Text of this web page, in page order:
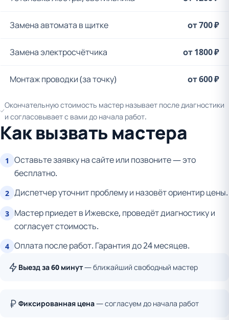
Замена автомата в щитке от 700 ₽
Замена электросчётчика от 1800 ₽
Монтаж проводки (за точку) от 600 ₽
Окончательную стоимость мастер называет после диагностики
и согласовывает с вами до начала работ.
Как вызвать мастера
1
Оставьте заявку на сайте или позвоните — это
бесплатно.
2 Диспетчер уточнит проблему и назовёт ориентир цены.
3 Мастер приедет в Ижевске, проведёт диагностику и
согласует стоимость.
4 Оплата после работ. Гарантия до 24 месяцев.
Выезд за 60 минут— ближайший свободный мастер
Фиксированная цена— согласуем до начала работ